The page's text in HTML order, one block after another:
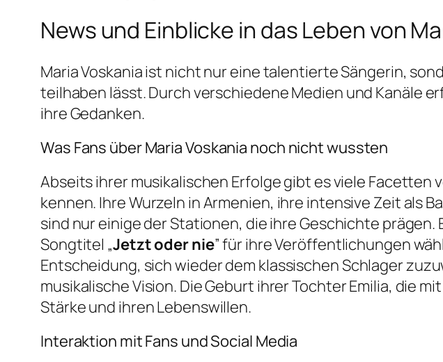
News und Einblicke in das Leben von
Maria Voskania ist nicht nur eine talentierte Sängerin,
teilhaben lässt. Durch verschiedene Medien und Kanäle
ihre Gedanken.
Was Fans über Maria Voskania noch nicht wussten
Abseits ihrer musikalischen Erfolge gibt es viele Facetten
kennen. Ihre Wurzeln in Armenien, ihre intensive Zeit als
sind nur einige der Stationen, die ihre Geschichte
Songtitel „Jetzt oder nie” für ihre Veröffentlichungen
Entscheidung, sich wieder dem klassischen Schlager
musikalische Vision. Die Geburt ihrer Tochter Emilia, die
Stärke und ihren Lebenswillen.
Interaktion mit Fans und Social Media